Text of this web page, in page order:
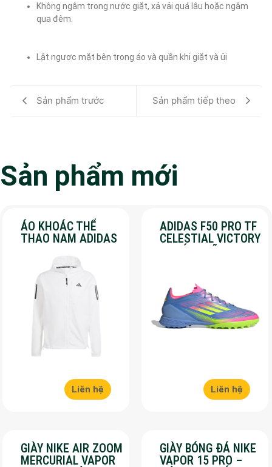
Không ngâm trong nước giặt, xả vải quá lâu hoặc ngâm
qua đêm.
Lật ngược mặt bên trong áo và quần khi giặt và ủi
Sản phẩm trước Sản phẩm tiếp theo
Sản phẩm mới
ÁO KHOÁC THỂ
THAO NAM ADIDAS
MÀU TRẮNG
Liên hệ
ADIDAS F50 PRO TF
CELESTIAL VICTORY
– CHÍNH HÃNG –
Liên hệ
GIÀY NIKE AIR ZOOM
MERCURIAL VAPOR
GIÀY BÓNG ĐÁ NIKE
VAPOR 15 PRO –